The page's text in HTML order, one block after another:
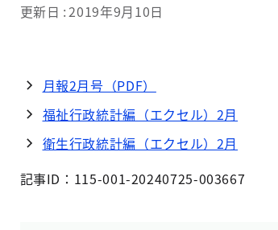
更新日 2019年9月10日
月報2月号（PDF）
福祉行政統計編（エクセル）2月
衛生行政統計編（エクセル）2月
記事ID：115-001-20240725-003667